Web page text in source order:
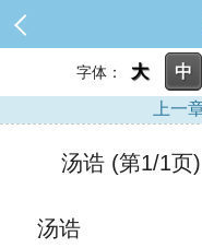
字体： 大 中
上一
汤诰 (第1/1页)
汤诰